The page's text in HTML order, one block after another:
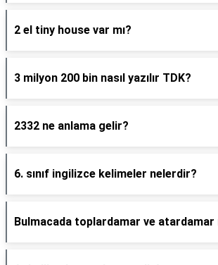
2 el tiny house var mı?
3 milyon 200 bin nasıl yazılır TDK?
2332 ne anlama gelir?
6. sınıf ingilizce kelimeler nelerdir?
Bulmacada toplardamar ve atardamar